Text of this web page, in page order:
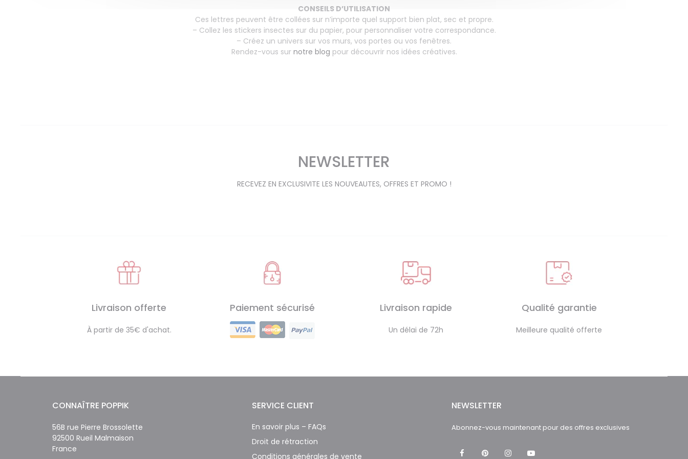
CONSEILS D’UTILISATION
Ces lettres peuvent être collées sur n’importe quel support bien plat, sec et propre.
– Collez les stickers insectes sur du papier, pour personnaliser votre correspondance.
– Créez un univers sur vos murs, vos portes ou vos fenêtres.
Rendez-vous sur notre blog pour découvrir nos idées créatives.
NEWSLETTER
RECEVEZ EN EXCLUSIVITE LES NOUVEAUTES, OFFRES ET PROMO !
Livraison offerte
À partir de 35€ d'achat.
Paiement sécurisé Livraison rapide
Un délai de 72h
Qualité garantie
Meilleure qualité offerte
CONNAÎTRE POPPIK
56B rue Pierre Brossolette
92500 Rueil Malmaison
France
SERVICE CLIENT
En savoir plus – FAQs
Droit de rétraction
Conditions générales de vente
NEWSLETTER
Abonnez-vous maintenant pour des offres exclusives